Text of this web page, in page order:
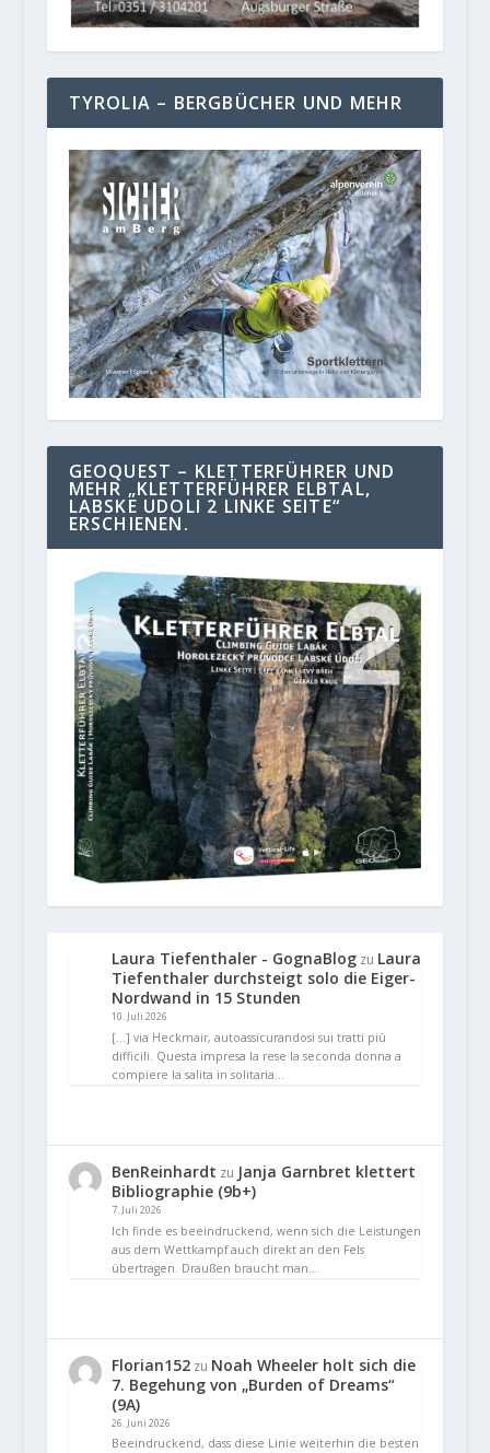
TYROLIA – BERGBÜCHER UND MEHR
GEOQUEST – KLETTERFÜHRER UND
MEHR „KLETTERFÜHRER ELBTAL,
LABSKE UDOLI 2 LINKE SEITE“
ERSCHIENEN.
Laura Tiefenthaler - GognaBlogzu Laura
Tiefenthaler durchsteigt solo die Eiger-
Nordwand in 15 Stunden
10. Juli 2026
[…] via Heckmair, autoassicurandosi sui tratti più
difficili. Questa impresa la rese la seconda donna a
compiere la salita in solitaria…
BenReinhardt zu Janja Garnbret klettert
Bibliographie (9b+)
7. Juli 2026
Ich finde es beeindruckend, wenn sich die Leistungen
aus dem Wettkampf auch direkt an den Fels
übertragen. Draußen braucht man…
Florian152zu Noah Wheeler holt sich die
7. Begehung von „Burden of Dreams“
(9A)
26. Juni 2026
Beeindruckend, dass diese Linie weiterhin die besten